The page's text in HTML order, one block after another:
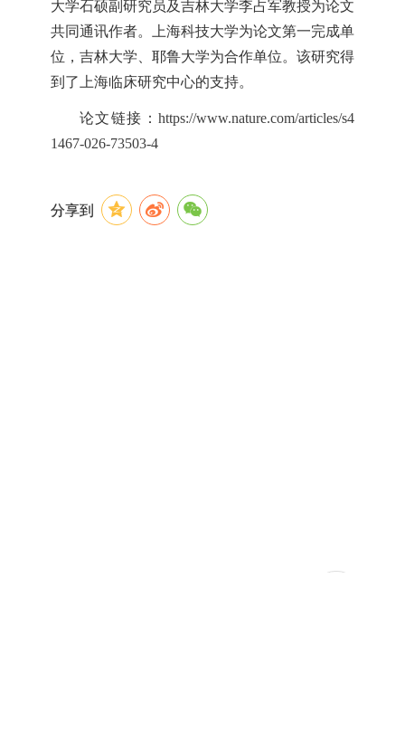
大学石硕副研究员及吉林大学李占军教授为论文
共同通讯作者。上海科技大学为论文第一完成单
位，吉林大学、耶鲁大学为合作单位。该研究得
到了上海临床研究中心的支持。
论文链接：https://www.nature.com/articles/s4
1467-026-73503-4
分享到